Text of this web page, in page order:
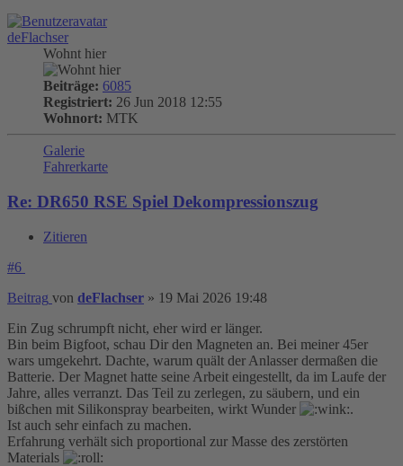
deFlachser
Wohnt hier
Beiträge: 6085
Registriert: 26 Jun 2018 12:55
Wohnort: MTK
Galerie
Fahrerkarte
Re: DR650 RSE Spiel Dekompressionszug
Zitieren
#6
Beitrag von deFlachser » 19 Mai 2026 19:48
Ein Zug schrumpft nicht, eher wird er länger.
Bin beim Bigfoot, schau Dir den Magneten an. Bei meiner 45er
wars umgekehrt. Dachte, warum quält der Anlasser dermaßen die
Batterie. Der Magnet hatte seine Arbeit eingestellt, da im Laufe der
Jahre, alles verranzt. Das Teil zu zerlegen, zu säubern, und ein
bißchen mit Silikonspray bearbeiten, wirkt Wunder
.
Ist auch sehr einfach zu machen.
Erfahrung verhält sich proportional zur Masse des zerstörten
Materials